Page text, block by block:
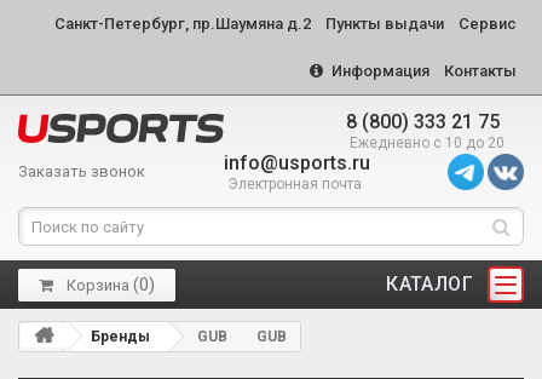
Санкт-Петербург, пр.Шаумяна д.2 Пункты выдачи Сервис
Информация Контакты
8 (800) 333 21 75
Ежедневно с 10 до 20
Заказать звонок info@usports.ru
Электронная почта
КАТАЛОГ
Корзина (0)
Бренды GUB GUB